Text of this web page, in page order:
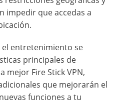
impedir que accedas a
el entretenimiento se
principales de
mejor Fire Stick VPN,
que mejorarán el
funciones a tu